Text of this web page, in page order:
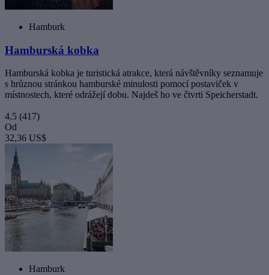
Hamburk
Hamburská kobka
Hamburská kobka je turistická atrakce, která návštěvníky seznamuje
s hrůznou stránkou hamburské minulosti pomocí postaviček v
místnostech, které odrážejí dobu. Najdeš ho ve čtvrti Speicherstadt.
4,5 (417)
Od
32,36 US$
Hamburk